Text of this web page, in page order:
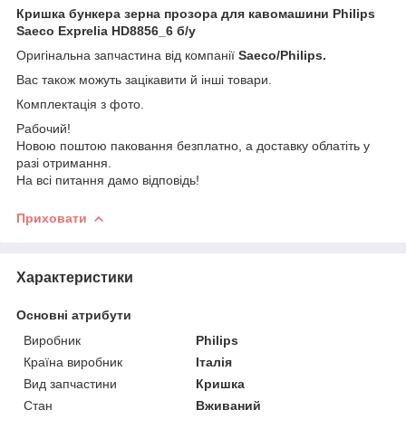
Кришка бункера зерна прозора для кавомашини Philips
Saeco Exprelia HD8856_6 б/у
Оригінальна запчастина від компанії Saeco/Philips.
Вас також можуть зацікавити й інші товари.
Комплектація з фото.
Рабочий!
Новою поштою паковання безплатно, а доставку облатіть у
разі отримання.
На всі питання дамо відповідь!
Приховати
Характеристики
Основні атрибути
Виробник
Philips
Країна виробник
Італія
Вид запчастини
Кришка
Стан
Вживаний